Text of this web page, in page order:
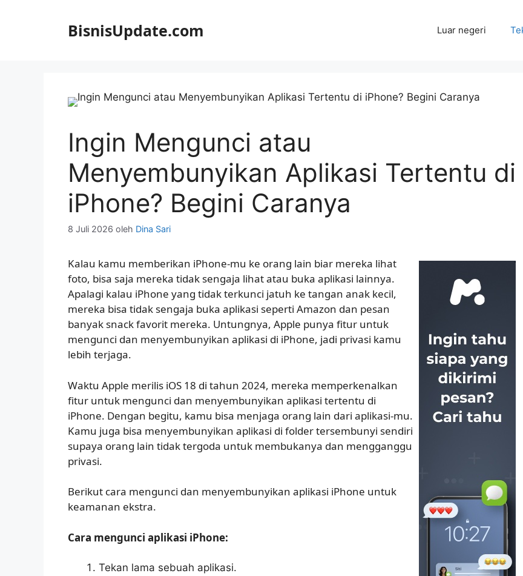
BisnisUpdate.com Luar negeri
Ingin Mengunci atau
Menyembunyikan Aplikasi Tertentu di
iPhone? Begini Caranya
8 Juli 2026 oleh Dina Sari
Kalau kamu memberikan iPhone-mu ke orang lain biar mereka lihat
foto, bisa saja mereka tidak sengaja lihat atau buka aplikasi lainnya.
Apalagi kalau iPhone yang tidak terkunci jatuh ke tangan anak kecil,
mereka bisa tidak sengaja buka aplikasi seperti Amazon dan pesan
banyak snack favorit mereka. Untungnya, Apple punya fitur untuk
mengunci dan menyembunyikan aplikasi di iPhone, jadi privasi kamu
lebih terjaga.
Waktu Apple merilis iOS 18 di tahun 2024, mereka memperkenalkan
fitur untuk mengunci dan menyembunyikan aplikasi tertentu di
iPhone. Dengan begitu, kamu bisa menjaga orang lain dari aplikasi-mu.
Kamu juga bisa menyembunyikan aplikasi di folder tersembunyi sendiri
supaya orang lain tidak tergoda untuk membukanya dan mengganggu
privasi.
Berikut cara mengunci dan menyembunyikan aplikasi iPhone untuk
keamanan ekstra.
Cara mengunci aplikasi iPhone:
Tekan lama sebuah aplikasi.